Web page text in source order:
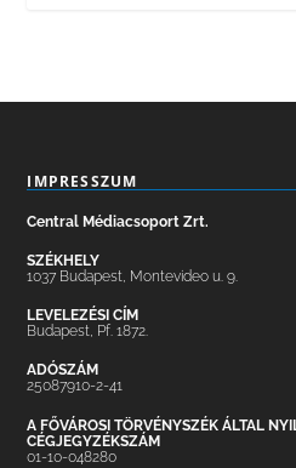
IMPRESSZUM
Central Médiacsoport Zrt.
SZÉKHELY
1037 Budapest, Montevideo u. 9.
LEVELEZÉSI CÍM
Budapest, Pf. 1872.
ADÓSZÁM
25087910-2-41
A FŐVÁROSI TÖRVÉNYSZÉK ÁLTAL
CÉGJEGYZÉKSZÁM
01-10-048280